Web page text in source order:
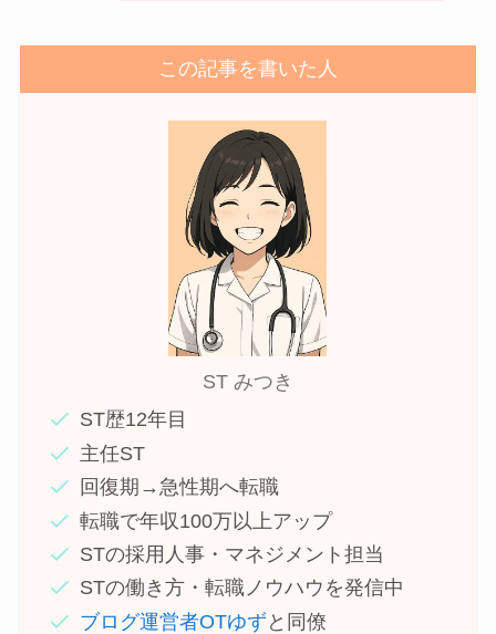
この記事を書いた人
ST みつき
ST歴12年目
主任ST
回復期→急性期へ転職
転職で年収100万以上アップ
STの採用人事・マネジメント担当
STの働き方・転職ノウハウを発信中
ブログ運営者OTゆずと同僚